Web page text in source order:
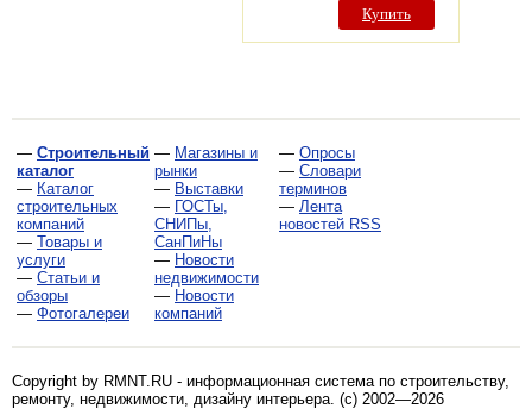
Купить
— Строительный
каталог
— Каталог
строительных
компаний
— Товары и
услуги
— Статьи и
обзоры
— Фотогалереи
— Магазины и
рынки
— Выставки
— ГОСТы,
СНИПы,
СанПиНы
— Новости
недвижимости
— Новости
компаний
— Опросы
— Словари
терминов
— Лента
новостей RSS
Copyright by RMNT.RU - информационная система по строительству,
ремонту, недвижимости, дизайну интерьера. (c) 2002—2026